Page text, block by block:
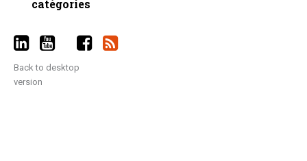
catégories
Back to desktop
version